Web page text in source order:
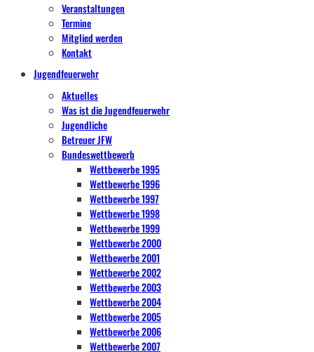
Veranstaltungen
Termine
Mitglied werden
Kontakt
Jugendfeuerwehr
Aktuelles
Was ist die Jugendfeuerwehr
Jugendliche
Betreuer JFW
Bundeswettbewerb
Wettbewerbe 1995
Wettbewerbe 1996
Wettbewerbe 1997
Wettbewerbe 1998
Wettbewerbe 1999
Wettbewerbe 2000
Wettbewerbe 2001
Wettbewerbe 2002
Wettbewerbe 2003
Wettbewerbe 2004
Wettbewerbe 2005
Wettbewerbe 2006
Wettbewerbe 2007